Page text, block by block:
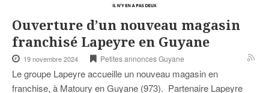
Ouverture d’un nouveau magasin
franchisé Lapeyre en Guyane
19 novembre 2024 Petites annonces Guyane
Le groupe Lapeyre accueille un nouveau magasin en
franchise, à Matoury en Guyane (973). Partenaire Lapeyre